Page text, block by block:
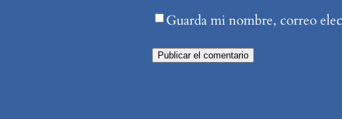
Guarda mi nombre, correo